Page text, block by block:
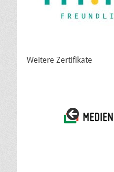
Weitere Zertifikate